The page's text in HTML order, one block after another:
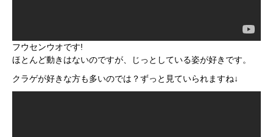
フウセンウオです!
ほとんど動きはないのですが、じっとしている姿が好きです。
クラゲが好きな方も多いのでは？ずっと見ていられますね↓